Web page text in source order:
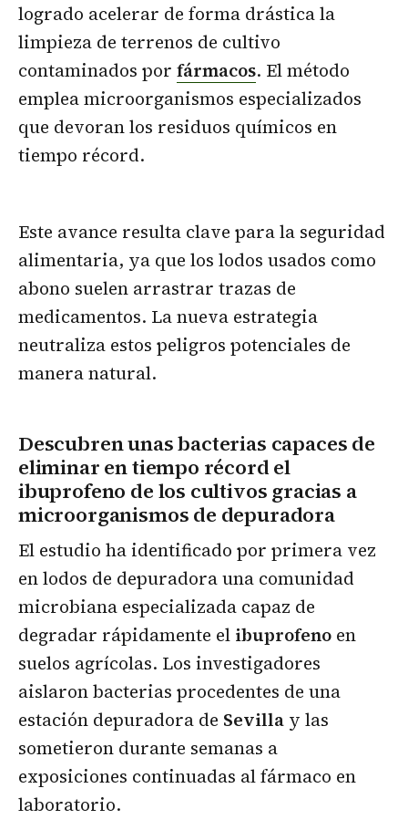
logrado acelerar de forma drástica la
limpieza de terrenos de cultivo
contaminados por fármacos. El método
emplea microorganismos especializados
que devoran los residuos químicos en
tiempo récord.
Este avance resulta clave para la seguridad
alimentaria, ya que los lodos usados como
abono suelen arrastrar trazas de
medicamentos. La nueva estrategia
neutraliza estos peligros potenciales de
manera natural.
Descubren unas bacterias capaces de
eliminar en tiempo récord el
ibuprofeno de los cultivos gracias a
microorganismos de depuradora
El estudio ha identificado por primera vez
en lodos de depuradora una comunidad
microbiana especializada capaz de
degradar rápidamente el ibuprofeno en
suelos agrícolas. Los investigadores
aislaron bacterias procedentes de una
estación depuradora de Sevilla y las
sometieron durante semanas a
exposiciones continuadas al fármaco en
laboratorio.